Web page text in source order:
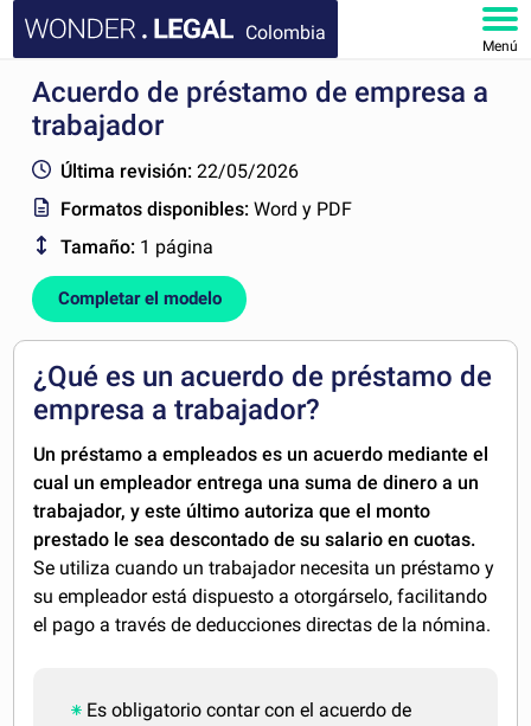
Colombia
Menú
INICIO
FAQ
MI CUENTA
Acuerdo de préstamo de empresa a
trabajador
Última revisión: 22/05/2026
Formatos disponibles:Word y PDF
Tamaño: 1 página
Completar el modelo
¿Qué es un acuerdo de préstamo de
empresa a trabajador?
Un préstamo a empleados es un acuerdo mediante el
cual un empleador entrega una suma de dinero a un
trabajador, y este último autoriza que el monto
prestado le sea descontado de su salario en cuotas.
Se utiliza cuando un trabajador necesita un préstamo y
su empleador está dispuesto a otorgárselo, facilitando
el pago a través de deducciones directas de la nómina.
Es obligatorio contar con el acuerdo de